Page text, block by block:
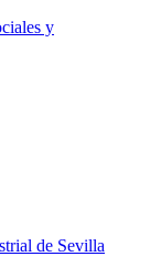
y
de Sevilla